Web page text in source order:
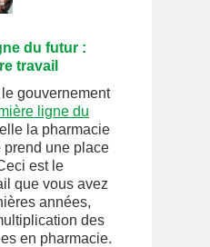
du futur :
travail
gouvernement
ligne du
la pharmacie
prend une place
est le
que vous avez
années,
des
en pharmacie.